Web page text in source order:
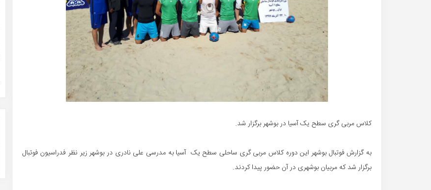
کلاس مربی گری سطح یک آسیا در بوشهر برگزار شد.
به گزارش فوتبال بوشهر این دوره کلاس مربی گری ساحلی سطح یک آسیا به مدرسی علی نادری در بوشهر زیر نظر فدراسیون فوتبال
برگزار شد که مربیان بوشهری در آن حضور پیدا کردند.